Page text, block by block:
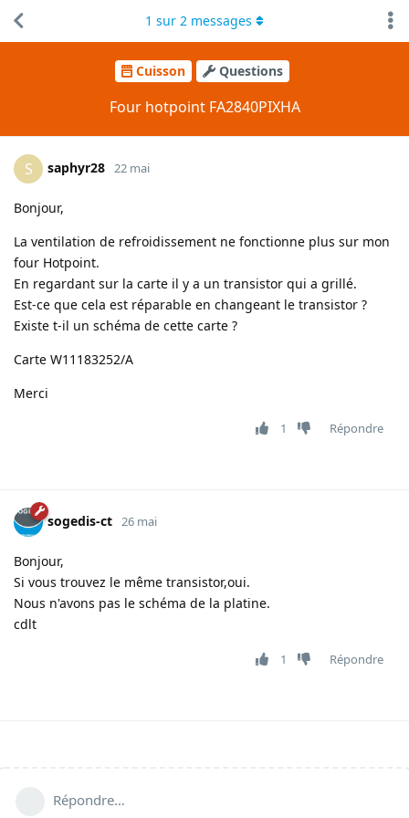
Cuisson Questions
Four hotpoint FA2840PIXHA
1 sur 2 messages
S saphyr28 22 mai
Bonjour,
La ventilation de refroidissement ne fonctionne plus sur mon
four Hotpoint.
En regardant sur la carte il y a un transistor qui a grillé.
Est-ce que cela est réparable en changeant le transistor ?
Existe t-il un schéma de cette carte ?
Carte W11183252/A
Merci
1 Répondre
sogedis-ct 26 mai
Bonjour,
Si vous trouvez le même transistor,oui.
Nous n'avons pas le schéma de la platine.
cdlt
1 Répondre
Répondre…